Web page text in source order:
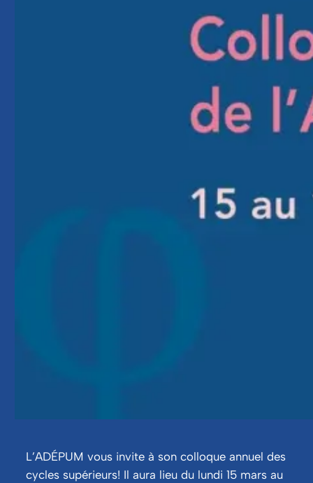
L’ADÉPUM vous invite à son colloque annuel des
cycles supérieurs! Il aura lieu du lundi 15 mars au